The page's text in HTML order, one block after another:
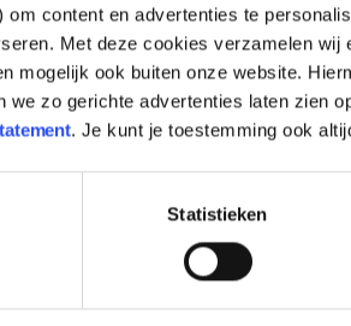
content en advertenties te
Met deze cookies verzamelen wij
mogelijk ook buiten onze website.
zo gerichte advertenties laten zien
. Je kunt je toestemming ook
Statistieken